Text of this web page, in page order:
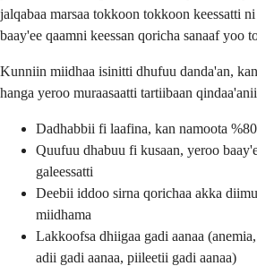
jalqabaa marsaa tokkoon tokkoon keessatti
baay'ee qaamni keessan qoricha sanaaf yoo
Kunniin miidhaa isinitti dhufuu danda'an,
hanga yeroo muraasaatti tartiibaan
Dadhabbii fi laafina, kan namoota
Quufuu dhabuu fi kusaan, yeroo
galeessatti
Deebii iddoo sirna qorichaa akka
miidhama
Lakkoofsa dhiigaa gadi aanaa
adii gadi aanaa, piileetii gadi aanaa)